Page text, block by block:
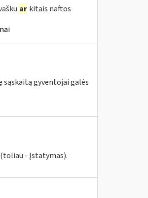
ar kitais naftos
sąskaitą gyventojai galės
- Įstatymas).